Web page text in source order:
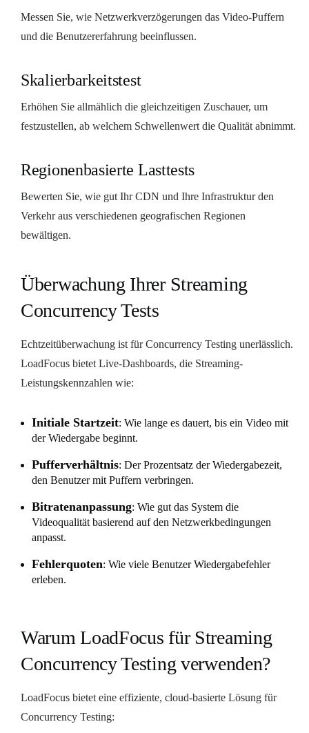
Messen Sie, wie Netzwerkverzögerungen das Video-Puffern
und die Benutzererfahrung beeinflussen.
Skalierbarkeitstest
Erhöhen Sie allmählich die gleichzeitigen Zuschauer, um
festzustellen, ab welchem Schwellenwert die Qualität abnimmt.
Regionenbasierte Lasttests
Bewerten Sie, wie gut Ihr CDN und Ihre Infrastruktur den
Verkehr aus verschiedenen geografischen Regionen
bewältigen.
Überwachung Ihrer Streaming
Concurrency Tests
Echtzeitüberwachung ist für Concurrency Testing unerlässlich.
LoadFocus bietet Live-Dashboards, die Streaming-
Leistungskennzahlen wie:
Initiale Startzeit: Wie lange es dauert, bis ein Video mit
der Wiedergabe beginnt.
Pufferverhältnis: Der Prozentsatz der Wiedergabezeit,
den Benutzer mit Puffern verbringen.
Bitratenanpassung: Wie gut das System die
Videoqualität basierend auf den Netzwerkbedingungen
anpasst.
Fehlerquoten: Wie viele Benutzer Wiedergabefehler
erleben.
Warum LoadFocus für Streaming
Concurrency Testing verwenden?
LoadFocus bietet eine effiziente, cloud-basierte Lösung für
Concurrency Testing: